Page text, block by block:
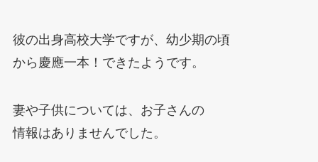
彼の出身高校大学ですが、幼少期の頃
から慶應一本！できたようです。
妻や子供については、お子さんの
情報はありませんでした。